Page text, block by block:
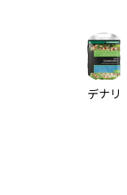
デナリ